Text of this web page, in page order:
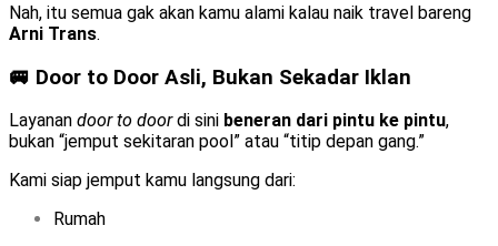
Nah, itu semua gak akan kamu alami kalau naik travel bareng
Arni Trans.
🚐 Door to Door Asli, Bukan Sekadar Iklan
Layanan door to doordi sini beneran dari pintu ke pintu,
bukan “jemput sekitaran pool” atau “titip depan gang.”
Kami siap jemput kamu langsung dari:
Rumah